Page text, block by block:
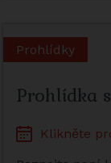
Prohlídky
Prohlídka
Klikněte